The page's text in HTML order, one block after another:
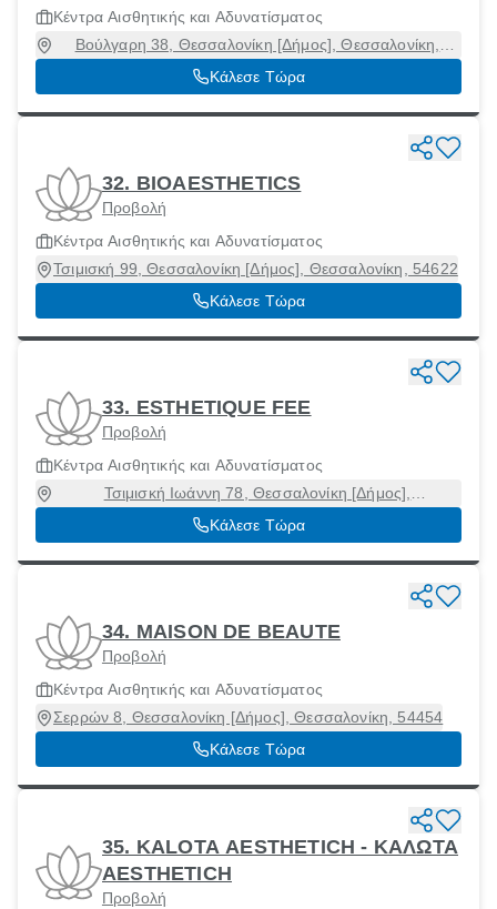
Κέντρα Αισθητικής και Αδυνατίσματος
Βούλγαρη 38, Θεσσαλονίκη [Δήμος], Θεσσαλονίκη,
54248
Κάλεσε Τώρα
32. BIOAESTHETICS
Προβολή
Κέντρα Αισθητικής και Αδυνατίσματος
Τσιμισκή 99, Θεσσαλονίκη [Δήμος], Θεσσαλονίκη, 54622
Κάλεσε Τώρα
33. ESTHETIQUE FEE
Προβολή
Κέντρα Αισθητικής και Αδυνατίσματος
Τσιμισκή Ιωάννη 78, Θεσσαλονίκη [Δήμος],
Θεσσαλονίκη, 54622
Κάλεσε Τώρα
34. MAISON DE BEAUTE
Προβολή
Κέντρα Αισθητικής και Αδυνατίσματος
Σερρών 8, Θεσσαλονίκη [Δήμος], Θεσσαλονίκη, 54454
Κάλεσε Τώρα
35. KALOTA AESTHETICH - ΚΑΛΩΤΑ
AESTHETICH
Προβολή